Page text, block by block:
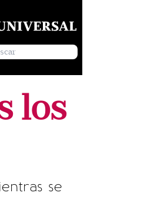
los
se